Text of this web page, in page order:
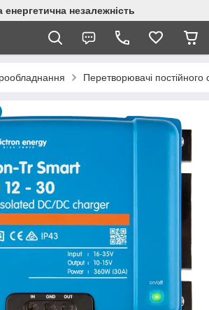
незалежність
Перетворювачі постійного